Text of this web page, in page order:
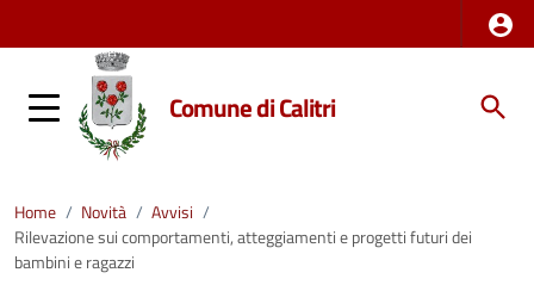
Comune di Calitri
Home / Novità / Avvisi /
Rilevazione sui comportamenti, atteggiamenti e progetti futuri dei
bambini e ragazzi